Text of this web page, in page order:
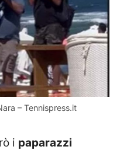
– Tennispress.it
i paparazzi